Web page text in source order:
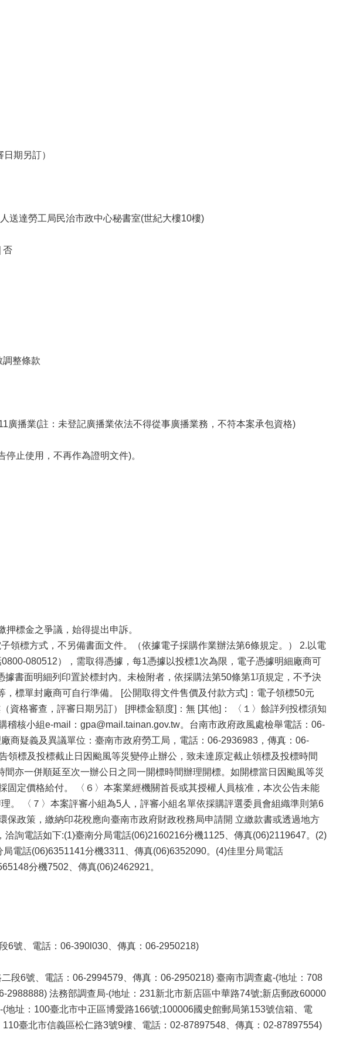
期另訂）
送達勞工局民治市政中心秘書室(世紀大樓10樓)
否
調整條款
廣播業(註：未登記廣播業依法不得從事廣播業務，不符本案承包資格)
止使用，不再作為證明文件)。
標金之爭議，始得提出申訴。
領標方式，不另備書面文件。（依據電子採購作業辦法第6條規定。） 2.以電
080512），需取得憑據，每1憑據以投標1次為限，電子憑據明細廠商可
書面明細列印置於標封內。未檢附者，依採購法第50條第1項規定，不予決
標單封廠商可自行準備。 [公開取得文件售價及付款方式]：電子領標50元
資格審查，評審日期另訂） [押標金額度]：無 [其他]： 〈１〉餘詳列投標須知
核小組e-mail：gpa@mail.tainan.gov.tw。台南市政府政風處檢舉電話：06-
商疑義及異議單位：臺南市政府勞工局，電話：06-2936983，傳真：06-
標及投標截止日因颱風等災變停止辦公，致未達原定截止領標及投標時間
亦一併順延至次一辦公日之同一開標時間辦理開標。如開標當日因颱風等災
定價格給付。 〈６〉本案業經機關首長或其授權人員核准，本次公告未能
。 〈７〉本案評審小組為5人，評審小組名單依採購評選委員會組織準則第6
政策，繳納印花稅應向臺南市政府財政稅務局申請開 立繳款書或透過地方
詢電話如下:(1)臺南分局電話(06)2160216分機1125、傳真(06)2119647。(2)
電話(06)6351141分機3311、傳真(06)6352090。(4)佳里分局電話
分機7502、傳真(06)2462921。
6號、電話：06-390l030、傳真：06-2950218)
段6號、電話：06-2994579、傳真：06-2950218) 臺南市調查處-(地址：708
法務部調查局-(地址：231新北市新店區中華路74號;新店郵政60000
址：100臺北市中正區博愛路166號;100006國史館郵局第153號信箱、電
臺北市信義區松仁路3號9樓、電話：02-87897548、傳真：02-87897554)